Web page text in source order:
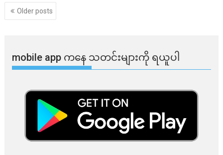
Posts
navigation
Older posts
mobile app ​​ကနေ ​​သတင်းများကို ရယူပါ